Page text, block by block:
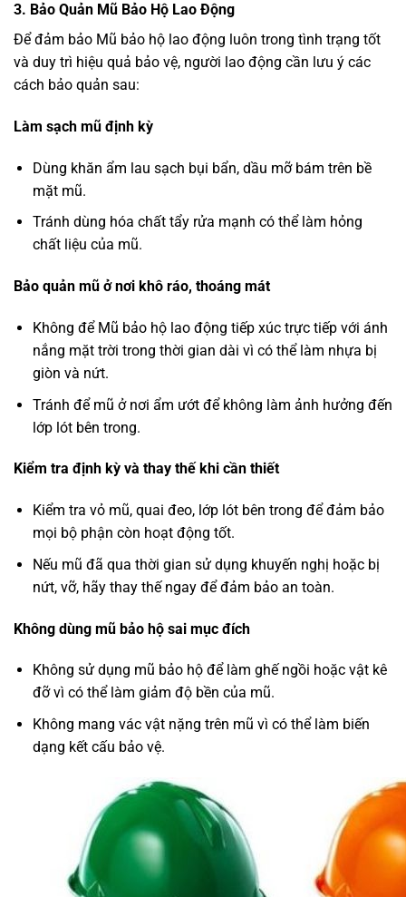
3. Bảo Quản Mũ Bảo Hộ Lao Động
Để đảm bảo Mũ bảo hộ lao động luôn trong tình trạng tốt
và duy trì hiệu quả bảo vệ, người lao động cần lưu ý các
cách bảo quản sau:
Làm sạch mũ định kỳ
Dùng khăn ẩm lau sạch bụi bẩn, dầu mỡ bám trên bề
mặt mũ.
Tránh dùng hóa chất tẩy rửa mạnh có thể làm hỏng
chất liệu của mũ.
Bảo quản mũ ở nơi khô ráo, thoáng mát
Không để Mũ bảo hộ lao động tiếp xúc trực tiếp với ánh
nắng mặt trời trong thời gian dài vì có thể làm nhựa bị
giòn và nứt.
Tránh để mũ ở nơi ẩm ướt để không làm ảnh hưởng đến
lớp lót bên trong.
Kiểm tra định kỳ và thay thế khi cần thiết
Kiểm tra vỏ mũ, quai đeo, lớp lót bên trong để đảm bảo
mọi bộ phận còn hoạt động tốt.
Nếu mũ đã qua thời gian sử dụng khuyến nghị hoặc bị
nứt, vỡ, hãy thay thế ngay để đảm bảo an toàn.
Không dùng mũ bảo hộ sai mục đích
Không sử dụng mũ bảo hộ để làm ghế ngồi hoặc vật kê
đỡ vì có thể làm giảm độ bền của mũ.
Không mang vác vật nặng trên mũ vì có thể làm biến
dạng kết cấu bảo vệ.